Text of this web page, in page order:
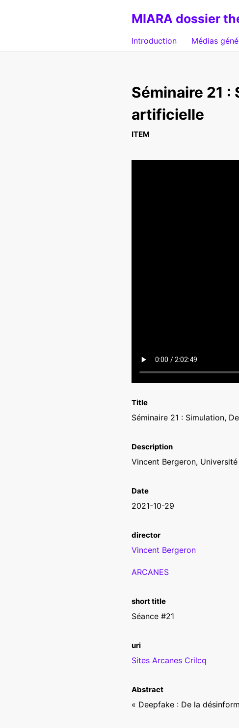
MIARA dossier
Introduction Médias
Séminaire 21
artificielle
ITEM
Title
Séminaire 21 : Simulation,
Description
Vincent Bergeron,
Date
2021-10-29
director
Vincent Bergeron
ARCANES
short title
Séance #21
uri
Sites Arcanes Crilcq
Abstract
« Deepfake : De la